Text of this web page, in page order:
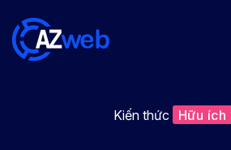
Kiến thức Hữu ích